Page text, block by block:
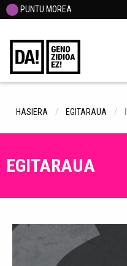
PUNTU MOREA
HASIERA EGITARAUA
EGITARAUA